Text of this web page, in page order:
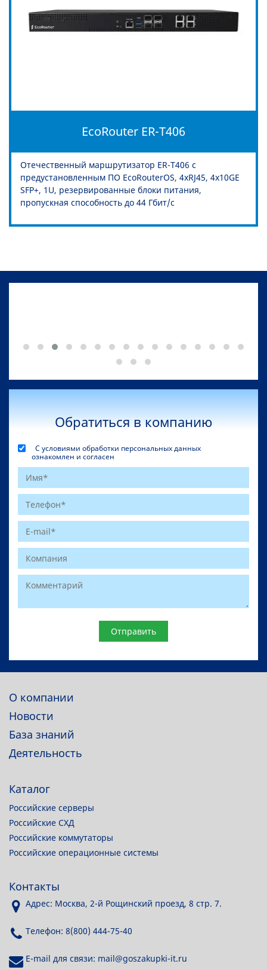
EcoRouter ER-T406
Отечественный маршрутизатор ER-T406 с
предустановленным ПО EcoRouterOS, 4xRJ45, 4x10GE
SFP+, 1U, резервированные блоки питания,
пропускная способность до 44 Гбит/c
Обратиться в компанию
С условиями обработки персональных данных
ознакомлен и согласен
О компании
Новости
База знаний
Деятельность
Каталог
Российские серверы
Российские СХД
Российские коммутаторы
Российские операционные системы
Контакты
Адрес: Москва, 2-й Рощинский проезд, 8 стр. 7.
Телефон: 8(800) 444-75-40
E-mail для связи: mail@goszakupki-it.ru